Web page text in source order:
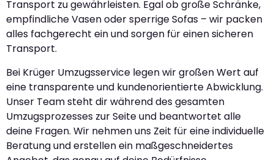
Transport zu gewährleisten. Egal ob große Schränke,
empfindliche Vasen oder sperrige Sofas – wir packen
alles fachgerecht ein und sorgen für einen sicheren
Transport.
Bei Krüger Umzugsservice legen wir großen Wert auf
eine transparente und kundenorientierte Abwicklung.
Unser Team steht dir während des gesamten
Umzugsprozesses zur Seite und beantwortet alle
deine Fragen. Wir nehmen uns Zeit für eine individuelle
Beratung und erstellen ein maßgeschneidertes